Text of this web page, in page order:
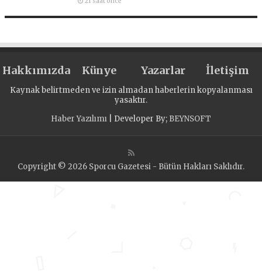
Hakkımızda Künye Yazarlar İletişim
Kaynak belirtmeden ve izin almadan haberlerin kopyalanması
yasaktır.
Haber Yazılımı | Developer By; BEYNSOFT
Copyright © 2026 Sporcu Gazetesi - Bütün Hakları Saklıdır.